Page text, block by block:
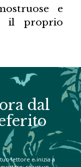
e
il proprio
dal
lettore e inizia a